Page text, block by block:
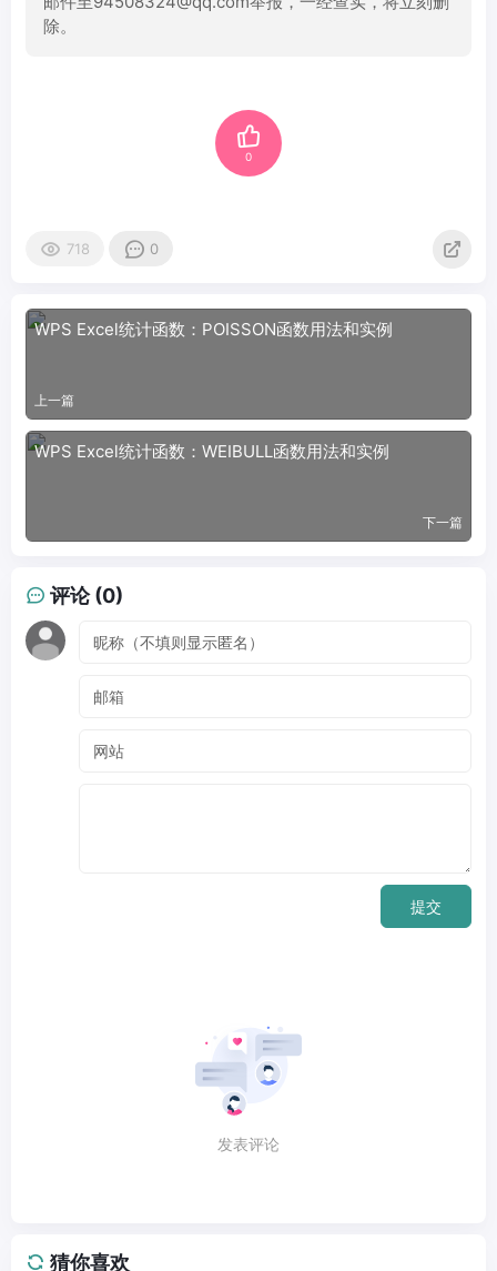
除。
0
718 0
WPS Excel统计函数：POISSON函数用法和实例
上一篇
WPS Excel统计函数：WEIBULL函数用法和实例
下一篇
评论 (0)
提交
发表评论
猜你喜欢